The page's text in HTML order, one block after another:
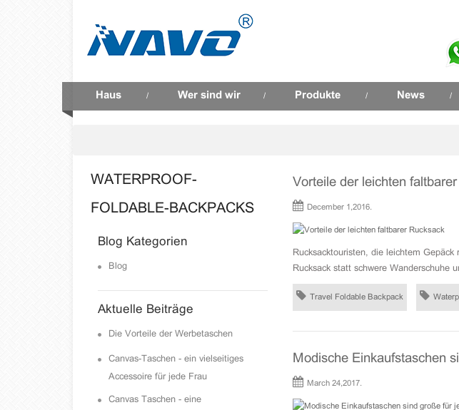
Haus / Wer sind wir / Produkte / News /
WATERPROOF-
FOLDABLE-BACKPACKS
Blog Kategorien
Blog
Aktuelle Beiträge
Die Vorteile der Werbetaschen
Canvas-Taschen - ein vielseitiges
Accessoire für jede Frau
Canvas Taschen - eine
Vorteile der leichten
December 1,2016.
Rucksacktouristen, die leichtem
Rucksack statt schwere Wanderschuhe
Travel Foldable Backpack
Modische Einkaufstaschen
March 24,2017.